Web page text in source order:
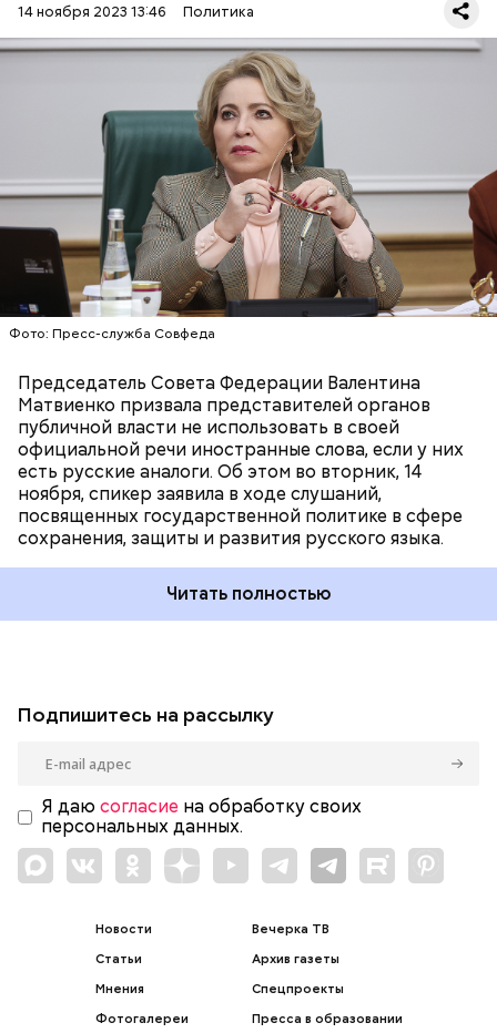
14 ноября 2023 13:46 Политика
Фото: Пресс-служба Совфеда
Председатель Совета Федерации Валентина
Матвиенко призвала представителей органов
публичной власти не использовать в своей
официальной речи иностранные слова, если у них
есть русские аналоги. Об этом во вторник, 14
ноября, спикер заявила в ходе слушаний,
посвященных государственной политике в сфере
сохранения, защиты и развития русского языка.
— Чуждые слова используются в официальной
речи без надобности при наличии устоявшихся
русских соответствий, — заявила Матвиенко.
Читать полностью
РУССКИЙ ЯЗЫК
ЧИНОВНИКИ
ВАЛЕНТИНА МАТВИЕНКО
Подпишитесь на рассылку
Я даю согласие на обработку своих
персональных данных.
Новости
Статьи
Мнения
Фотогалереи
Вечерка ТВ
Архив газеты
Спецпроекты
Пресса в образовании